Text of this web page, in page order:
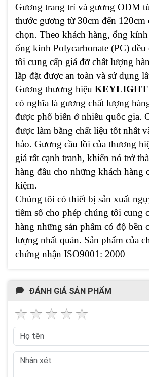
Gương trang trí và gương ODM
thước gương từ 30cm đến 120cm
chọn. Theo khách hàng, ống
ống kính Polycarbonate (PC) đều
tôi cung cấp giá đỡ chất lượng
lắp đặt được an toàn và sử dụng
Gương thương hiệu KEYLIGHT
có nghĩa là gương chất lượng
được phổ biến ở nhiều quốc gia.
được làm bằng chất liệu tốt nhất
hảo. Gương cầu lồi của thương
giá rất cạnh tranh, khiến nó trở
hàng đầu cho những khách hàng
kiệm.
Chúng tôi có thiết bị sản xuất
tiêm số cho phép chúng tôi cung
hàng những sản phẩm có độ bền
lượng nhất quán. Sản phẩm của
chứng nhận ISO9001: 2000
ĐÁNH GIÁ SẢN PHẨM